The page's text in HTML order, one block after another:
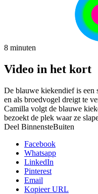
8 minuten
Video in het kort
De blauwe kiekendief is
en als broedvogel dreigt te
Camilla volgt de blauwe
bezoekt de plek waar ze
Deel BinnensteBuiten
Facebook
Whatsapp
LinkedIn
Pinterest
Email
Kopieer URL